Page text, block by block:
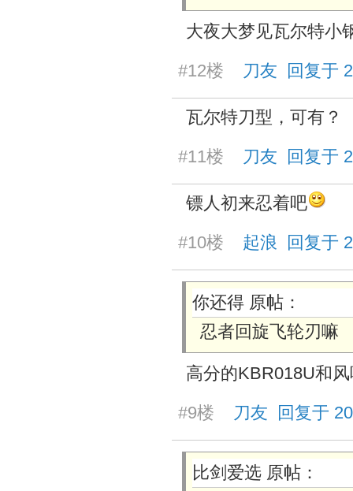
大夜大梦见瓦尔特小
#12楼 刀友 回复于
瓦尔特刀型，可有？
#11楼 刀友 回复于
镖人初来忍着吧
#10楼 起浪 回复于
你还得 原帖：
忍者回旋飞轮刃嘛
高分的KBR018U和
#9楼 刀友 回复于
比剑爱选 原帖：